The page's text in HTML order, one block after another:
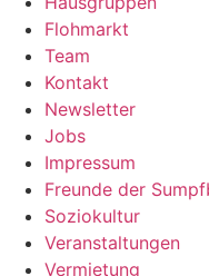
Flohmarkt
Team
Kontakt
Newsletter
Jobs
Impressum
Freunde der
Soziokultur
Veranstaltungen
Vermietung